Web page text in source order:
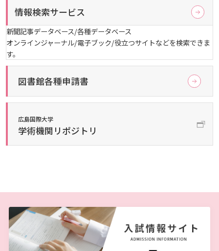
情報端末の必携化について
感染予防にかかる抗体価検査について
ビジュランクラウド
電子ブック・電子ジャーナルなど
電子ブックをさがす
学外からのつかいかた
看護師・保健師国家試験対策
学生図書委員の活動
施設案内
呉キャンパス
学内向け専用ページ
広国ポータルサイト
広国LMS
情報検索サービス
新聞記事データベース/各種データベース
オンラインジャーナル/電子ブック/役立つサイトなどを検索できま
す。
図書館各種申請書
広島国際大学
学術機関リポジトリ